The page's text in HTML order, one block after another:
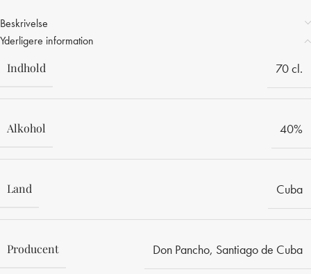
Beskrivelse
Yderligere information
Indhold
70 cl.
Alkohol 40%
Land Cuba
Producent Don Pancho, Santiago de Cuba